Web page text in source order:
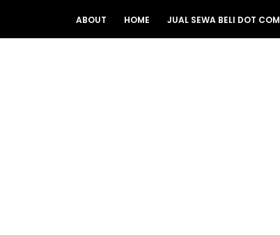
ABOUT HOME JUAL SEWA BELI DOT COM